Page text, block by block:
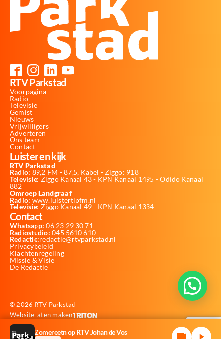
RTV Parkstad
Voorpagina
Radio
Televisie
Gemist
Nieuws
Vrijwilligers
Adverteren
Ons team
Contact
Luister en kijk
RTV Parkstad
Radio: 89,2 FM - 87,5, Kabel - Ziggo: 918
Televisie: Ziggo Kanaal 43 - KPN Kanaal 1495 - Odido Kanaal
882
Omroep Landgraaf
Radio: www.luistertipfm.nl
Televisie: Ziggo Kanaal 49 - KPN Kanaal 1334
Contact
Whatsapp: 06 23 29 30 71
Radiostudio: 045 5610 610
Redactie:redactie@rtvparkstad.nl
Privacybeleid
Klachtenregeling
Missie & Visie
De Redactie
© 2026 RTV Parkstad
Website laten maken
Zomereetn op RTV Johan de Vos